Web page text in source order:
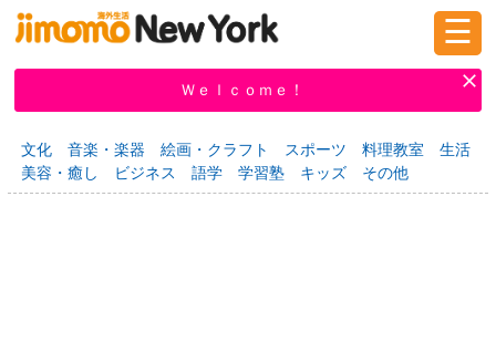
掲示板 タウン情報 教えて！
☰
Ｗｅｌｃｏｍｅ！
文化 音楽・楽器 絵画・クラフト スポーツ 料理教室
生活
美容・癒し
ビジネス 語学 学習塾 キッズ その他